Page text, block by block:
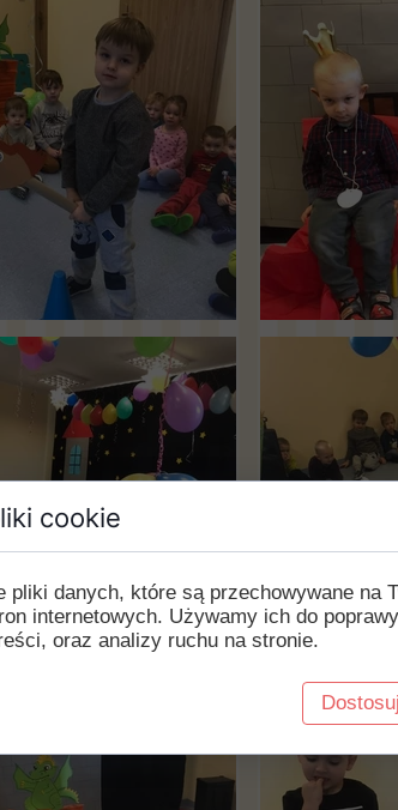
cookie
pliki danych, które są przechowywane na
internetowych. Używamy ich do
oraz analizy ruchu na stronie.
Dostosuj